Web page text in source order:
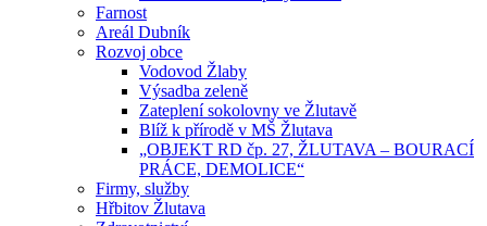
Farnost
Areál Dubník
Rozvoj obce
Vodovod Žlaby
Výsadba zeleně
Zateplení sokolovny ve Žlutavě
Blíž k přírodě v MŠ Žlutava
„OBJEKT RD čp. 27, ŽLUTAVA – BOURACÍ
PRÁCE, DEMOLICE“
Firmy, služby
Hřbitov Žlutava